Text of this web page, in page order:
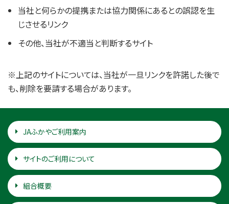
当社と何らかの提携または協力関係にあるとの誤認を生
じさせるリンク
その他、当社が不適当と判断するサイト
※上記のサイトについては、当社が一旦リンクを許諾した後で
も、削除を要請する場合があります。
JAふかやご利用案内
サイトのご利用について
組合概要